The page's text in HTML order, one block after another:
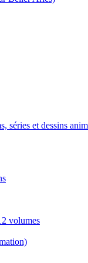
séries et dessins
volumes